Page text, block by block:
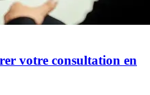
votre consultation en